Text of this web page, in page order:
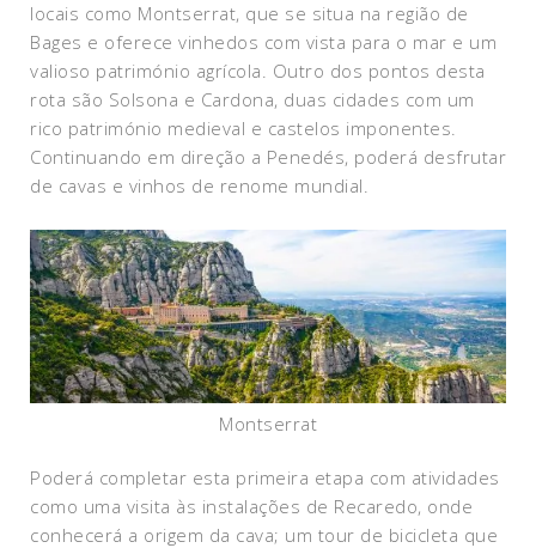
locais como Montserrat, que se situa na região de
Bages e oferece vinhedos com vista para o mar e um
valioso património agrícola. Outro dos pontos desta
rota são Solsona e Cardona, duas cidades com um
rico património medieval e castelos imponentes.
Continuando em direção a Penedés, poderá desfrutar
de cavas e vinhos de renome mundial.
Montserrat
Poderá completar esta primeira etapa com atividades
como uma visita às instalações de Recaredo, onde
conhecerá a origem da cava; um tour de bicicleta que